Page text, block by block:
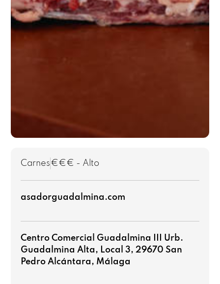
Carnes €€€ - Alto
asadorguadalmina.com
Centro Comercial Guadalmina III Urb.
Guadalmina Alta, Local 3, 29670 San
Pedro Alcántara, Málaga